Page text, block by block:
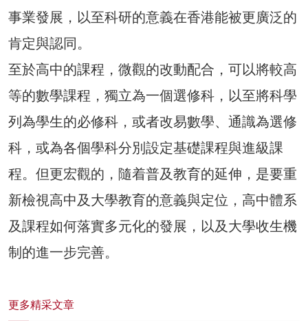
事業發展，以至科研的意義在香港能被更廣泛的
肯定與認同。
至於高中的課程，微觀的改動配合，可以將較高
等的數學課程，獨立為一個選修科，以至將科學
列為學生的必修科，或者改易數學、通識為選修
科，或為各個學科分別設定基礎課程與進級課
程。但更宏觀的，隨着普及教育的延伸，是要重
新檢視高中及大學教育的意義與定位，高中體系
及課程如何落實多元化的發展，以及大學收生機
制的進一步完善。
更多精采文章